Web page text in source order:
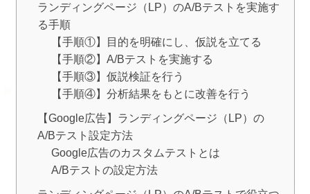
ランディングページ（LP）のA/Bテストを実施す
る手順
【手順①】目的を明確にし、仮説を立てる
【手順②】A/Bテストを実施する
【手順③】仮説検証を行う
【手順④】分析結果をもとに改善を行う
【Google広告】ランディングページ（LP）の
A/Bテスト設定方法
Google広告のカスタムテストとは
A/Bテストの設定方法